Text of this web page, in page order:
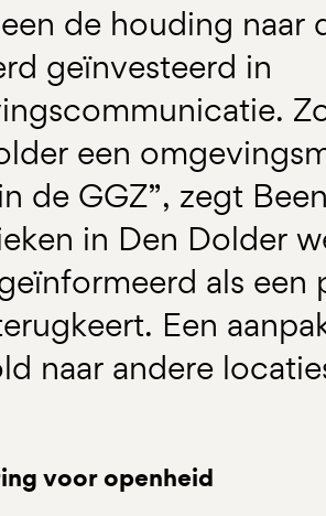
de houding naar
geïnvesteerd in
een
de GGZ”, zegt
in Den Dolder
als
Een
naar andere
voor openheid